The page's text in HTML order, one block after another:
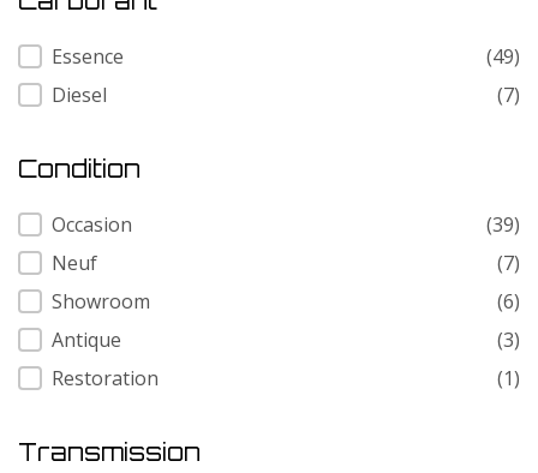
Carburant
Essence
(49)
Diesel
(7)
Condition
Condition
Occasion
(39)
Neuf
(7)
Showroom
(6)
Antique
(3)
Restoration
(1)
Transmission